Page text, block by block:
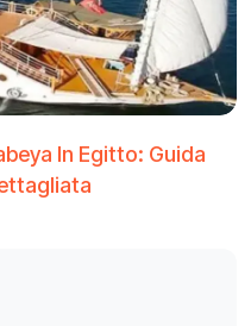
In Egitto: Guida